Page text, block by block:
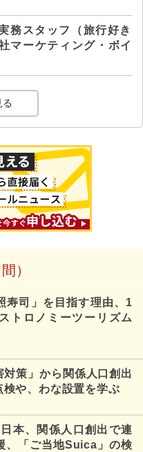
務スタッフ（旅行好き
マーケティング・ボイ
る
）
寿司」を目指す理由、1
トロノミーツーリズム
策」から関係人口創出
や、わな設置を学ぶ
本、関係人口創出で連
、「ご当地Suica」の検